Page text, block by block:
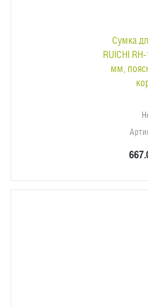
Сумка
RUICHI
мм,